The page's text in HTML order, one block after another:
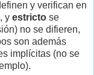
y verifican en
y estricto se
no se difieren,
son además
implícitas (no se